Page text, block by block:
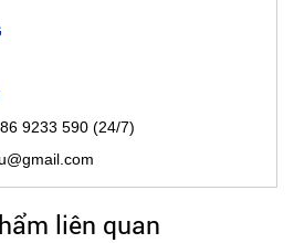
9233 590 (24/7)
liên quan